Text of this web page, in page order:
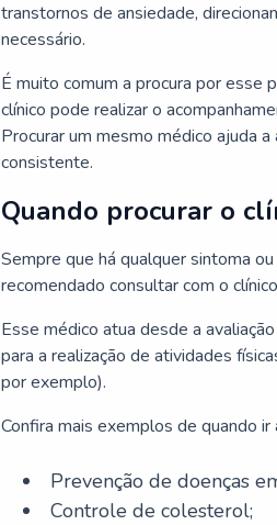
transtornos de ansiedade,
necessário.
É muito comum a procura por esse
clínico pode realizar o
Procurar um mesmo médico ajuda
consistente.
Quando procurar o
Sempre que há qualquer sintoma
recomendado consultar com o
Esse médico atua desde a
para a realização de atividades
por exemplo).
Confira mais exemplos de quando ir
Prevenção de doenças
Controle de colesterol;